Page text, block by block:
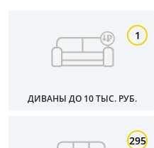
Материал обивки
Раскладной
Механизм
1
ДИВАНЫ ДО 10 ТЫС. РУБ.
295